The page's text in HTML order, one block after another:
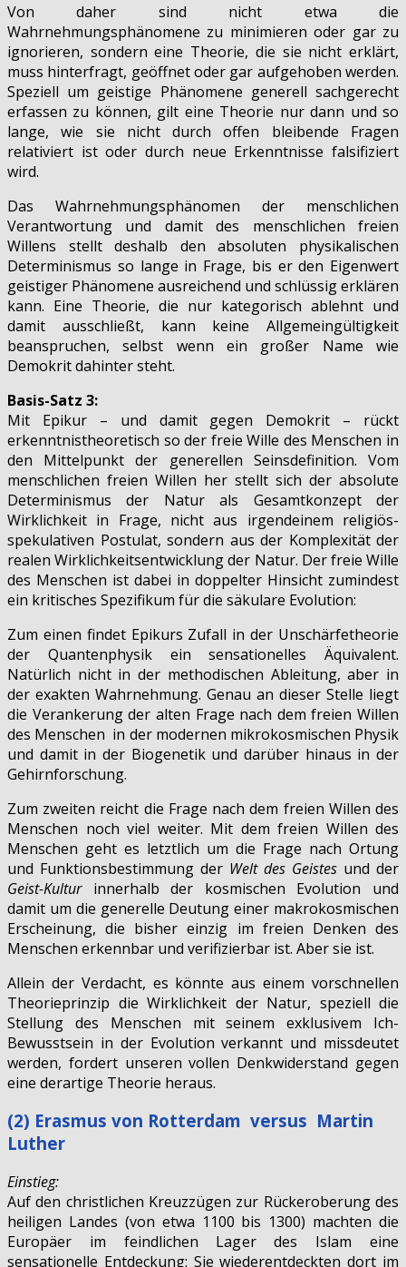
Von daher sind nicht etwa die
Wahrnehmungsphänomene zu minimieren oder gar zu
ignorieren, sondern eine Theorie, die sie nicht erklärt,
muss hinterfragt, geöffnet oder gar aufgehoben werden.
Speziell um geistige Phänomene generell sachgerecht
erfassen zu können, gilt eine Theorie nur dann und so
lange, wie sie nicht durch offen bleibende Fragen
relativiert ist oder durch neue Erkenntnisse falsifiziert
wird.
Das Wahrnehmungsphänomen der menschlichen
Verantwortung und damit des menschlichen freien
Willens stellt deshalb den absoluten physikalischen
Determinismus so lange in Frage, bis er den Eigenwert
geistiger Phänomene ausreichend und schlüssig erklären
kann. Eine Theorie, die nur kategorisch ablehnt und
damit ausschließt, kann keine Allgemeingültigkeit
beanspruchen, selbst wenn ein großer Name wie
Demokrit dahinter steht.
Basis-Satz 3:
Mit Epikur – und damit gegen Demokrit – rückt
erkenntnistheoretisch so der freie Wille des Menschen in
den Mittelpunkt der generellen Seinsdefinition. Vom
menschlichen freien Willen her stellt sich der absolute
Determinismus der Natur als Gesamtkonzept der
Wirklichkeit in Frage, nicht aus irgendeinem religiös-
spekulativen Postulat, sondern aus der Komplexität der
realen Wirklichkeitsentwicklung der Natur. Der freie Wille
des Menschen ist dabei in doppelter Hinsicht zumindest
ein kritisches Spezifikum für die säkulare Evolution:
Zum einen findet Epikurs Zufall in der Unschärfetheorie
der Quantenphysik ein sensationelles Äquivalent.
Natürlich nicht in der methodischen Ableitung, aber in
der exakten Wahrnehmung. Genau an dieser Stelle liegt
die Verankerung der alten Frage nach dem freien Willen
des Menschen in der modernen mikrokosmischen Physik
und damit in der Biogenetik und darüber hinaus in der
Gehirnforschung.
Zum zweiten reicht die Frage nach dem freien Willen des
Menschen noch viel weiter. Mit dem freien Willen des
Menschen geht es letztlich um die Frage nach Ortung
und Funktionsbestimmung der Welt des Geistes und der
Geist-Kulturinnerhalb der kosmischen Evolution und
damit um die generelle Deutung einer makrokosmischen
Erscheinung, die bisher einzig im freien Denken des
Menschen erkennbar und verifizierbar ist. Aber sie ist.
Allein der Verdacht, es könnte aus einem vorschnellen
Theorieprinzip die Wirklichkeit der Natur, speziell die
Stellung des Menschen mit seinem exklusivem Ich-
Bewusstsein in der Evolution verkannt und missdeutet
werden, fordert unseren vollen Denkwiderstand gegen
eine derartige Theorie heraus.
(2) Erasmus von Rotterdam versus Martin
Luther
Einstieg:
Auf den christlichen Kreuzzügen zur Rückeroberung des
heiligen Landes (von etwa 1100 bis 1300) machten die
Europäer im feindlichen Lager des Islam eine
sensationelle Entdeckung: Sie wiederentdeckten dort im